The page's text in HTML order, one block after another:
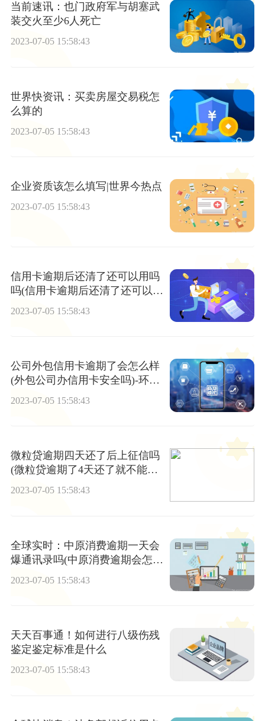
当前速讯：也门政府军与胡塞武
装交火至少6人死亡
2023-07-05 15:58:43
世界快资讯：买卖房屋交易税怎
么算的
2023-07-05 15:58:43
企业资质该怎么填写|世界今热点
2023-07-05 15:58:43
信用卡逾期后还清了还可以用吗
吗(信用卡逾期后还清了还可以用
2023-07-05 15:58:43
公司外包信用卡逾期了会怎么样
(外包公司办信用卡安全吗)-环球
2023-07-05 15:58:43
微粒贷逾期四天还了后上征信吗
(微粒贷逾期了4天还了就不能再
借了吗?)|全球视讯
2023-07-05 15:58:43
全球实时：中原消费逾期一天会
爆通讯录吗(中原消费逾期会怎么
2023-07-05 15:58:43
天天百事通！如何进行八级伤残
鉴定鉴定标准是什么
2023-07-05 15:58:43